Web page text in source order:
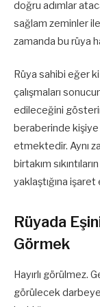
doğru adımlar
sağlam zeminler
zamanda bu rüya
Rüya sahibi eğer
çalışmaları
edileceğini gösterir
beraberinde
etmektedir. Aynı
birtakım
yaklaştığına
Rüyada
Görmek
Hayırlı görülmez.
görülecek